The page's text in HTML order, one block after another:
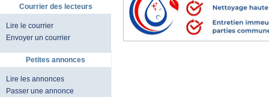
Courrier des lecteurs
Lire le courrier
Envoyer un courrier
Petites annonces
Lire les annonces
Passer une annonce